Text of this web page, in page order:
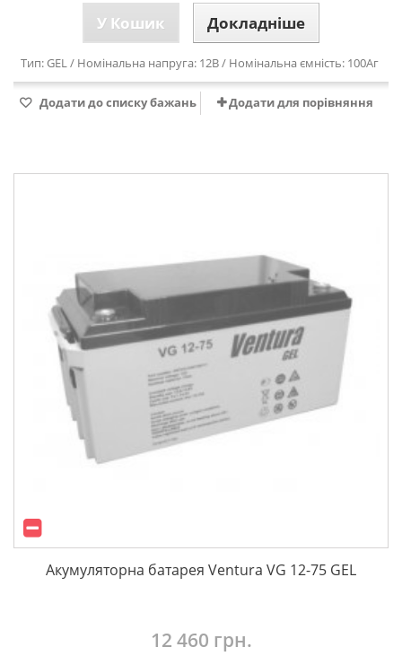
У Кошик Докладніше
Тип: GEL / Номінальна напруга: 12В / Номінальна ємність: 100Аг
Додати до списку бажань Додати для порівняння
Акумуляторна батарея Ventura VG 12-75 GEL
12 460 грн.